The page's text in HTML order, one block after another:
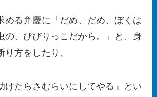
める弁慶に「だめ、だめ、ぼくは
の、びびりっこだから。」と、身
り方をしたり、
けたらさむらいにしてやる」とい